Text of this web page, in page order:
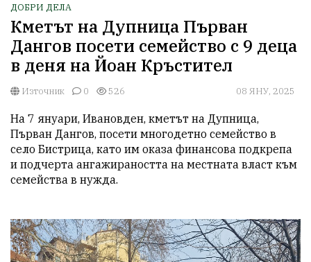
ДОБРИ ДЕЛА
Кметът на Дупница Първан
Дангов посети семейство с 9 деца
в деня на Йоан Кръстител
Източник 0 526 08 ЯНУ, 2025
На 7 януари, Ивановден, кметът на Дупница,
Първан Дангов, посети многодетно семейство в
село Бистрица, като им оказа финансова подкрепа
и подчерта ангажираността на местната власт към
семейства в нужда.